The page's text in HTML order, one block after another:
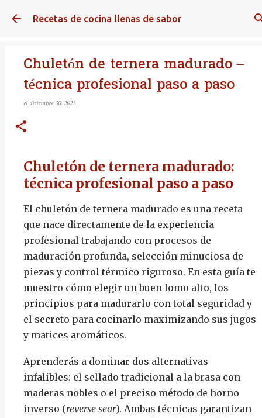
Ir al contenido principal
Recetas de cocina llenas de sabor
Chuletón de ternera madurado –
técnica profesional paso a paso
el diciembre 30, 2025
Chuletón de ternera madurado:
técnica profesional paso a paso
El chuletón de ternera madurado es una receta
que nace directamente de la experiencia
profesional trabajando con procesos de
maduración profunda, selección minuciosa de
piezas y control térmico riguroso. En esta guía te
muestro cómo elegir un buen lomo alto, los
principios para madurarlo con total seguridad y
el secreto para cocinarlo maximizando sus jugos
y matices aromáticos.
Aprenderás a dominar dos alternativas
infalibles: el sellado tradicional a la brasa con
maderas nobles o el preciso método de horno
inverso (reverse sear). Ambas técnicas garantizan